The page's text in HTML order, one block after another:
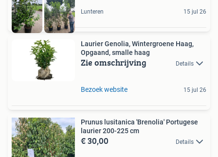
Lunteren 15 jul 26
Laurier Genolia, Wintergroene Haag,
Opgaand, smalle haag
Zie omschrijving Details
Bezoek website 15 jul 26
Prunus lusitanica 'Brenolia' Portugese
laurier 200-225 cm
€ 30,00 Details